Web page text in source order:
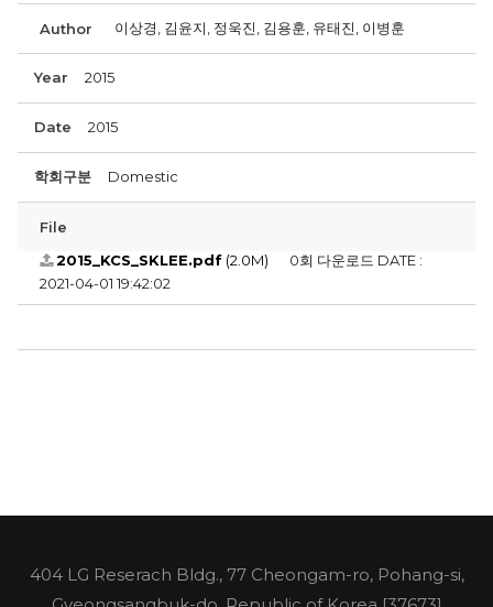
Author 이상경, 김윤지, 정욱진, 김용훈, 유태진, 이병훈
Year 2015
Date 2015
학회구분 Domestic
File
2015_KCS_SKLEE.pdf(2.0M) 0회 다운로드 DATE :
2021-04-01 19:42:02
404 LG Reserach Bldg., 77 Cheongam-ro, Pohang-si,